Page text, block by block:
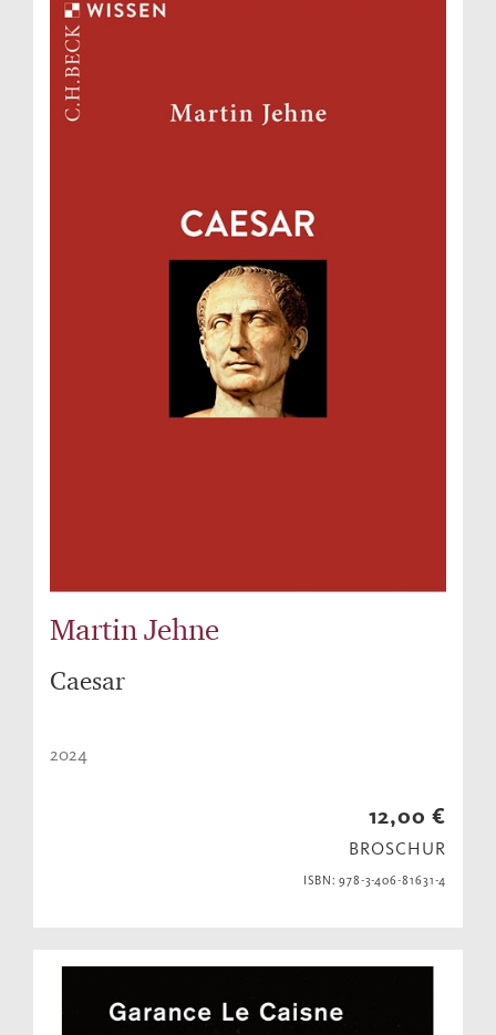
Martin Jehne
Caesar
2024
12,00 €
BROSCHUR
ISBN: 978-3-406-81631-4